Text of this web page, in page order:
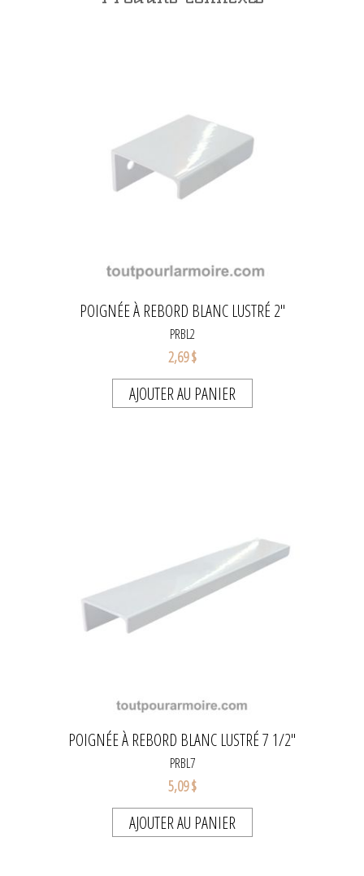
POIGNÉE À REBORD BLANC LUSTRÉ 2''
PRBL2
2,69 $
AJOUTER AU PANIER
POIGNÉE À REBORD BLANC LUSTRÉ 7 1/2''
PRBL7
5,09 $
AJOUTER AU PANIER